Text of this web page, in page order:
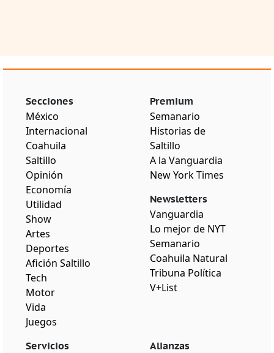
Secciones
México
Internacional
Coahuila
Saltillo
Opinión
Economía
Utilidad
Show
Artes
Deportes
Afición Saltillo
Tech
Motor
Vida
Juegos
Premium
Semanario
Historias de
Saltillo
A la Vanguardia
New York Times
Newsletters
Vanguardia
Lo mejor de NYT
Semanario
Coahuila Natural
Tribuna Política
V+List
Servicios Alianzas